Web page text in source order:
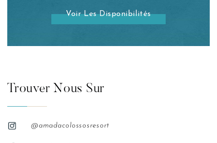
Voir Les Disponibilités
Trouver Nous Sur
@amadacolossosresort